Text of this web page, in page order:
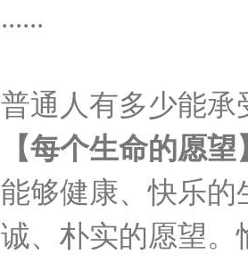
......
普通人有多少能承
【每个生命的愿望
能够健康、快乐的
诚、朴实的愿望。